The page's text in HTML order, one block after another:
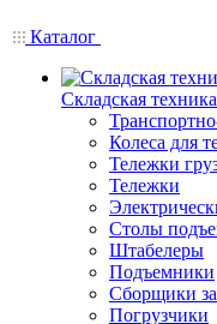
Каталог
Складская
Колеса для
Тележки
Тележки
Столы
Штабелеры
Подъемники
Сборщики
Погрузчики